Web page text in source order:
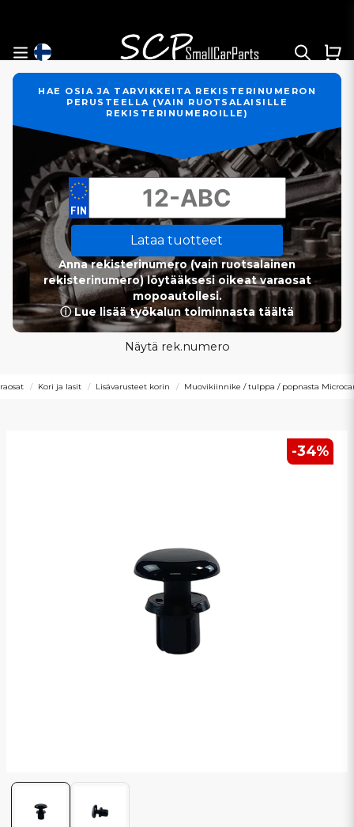
HAE OSIA JA TARVIKKEITA REKISTERINUMERON
PERUSTEELLA (VAIN RUOTSALAISILLE
REKISTERINUMEROILLE)
Lataa tuotteet
Anna rekisterinumero (vain ruotsalainen
rekisterinumero) löytääksesi oikeat varaosat
mopoautollesi.
ⓘ Lue lisää työkalun toiminnasta täältä
Näytä rek.numero
Kori ja lasit Lisävarusteet korin Muovikiinnike / tulppa / popnasta
-34%